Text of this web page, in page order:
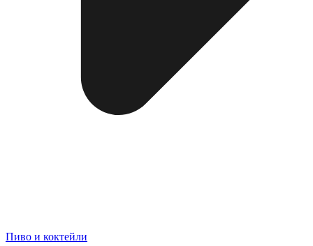
Пиво и коктейли